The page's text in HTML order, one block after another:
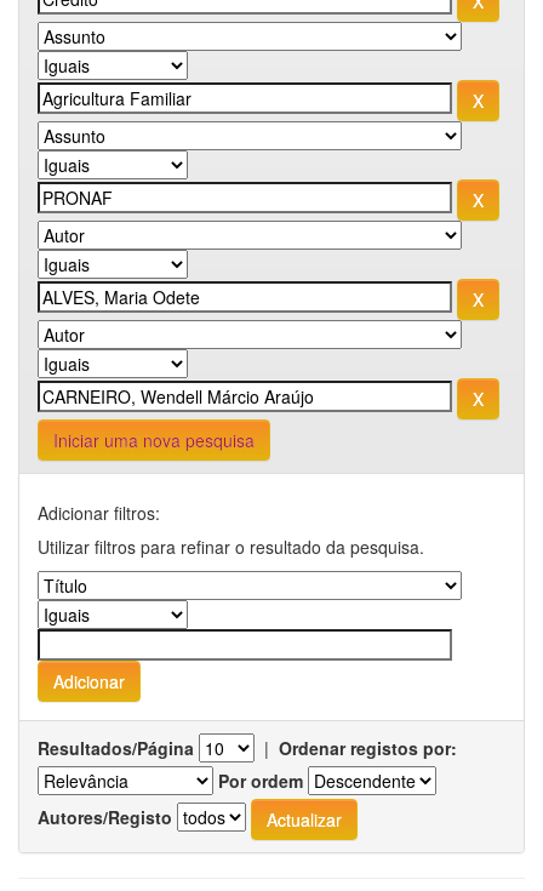
Iniciar uma nova pesquisa
Adicionar filtros:
Utilizar filtros para refinar o resultado da pesquisa.
Resultados/Página | Ordenar registos por:
Por ordem
Autores/Registo